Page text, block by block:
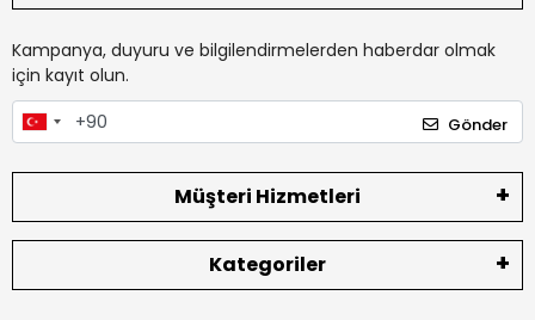
Kampanya, duyuru ve bilgilendirmelerden haberdar olmak
için kayıt olun.
Gönder
Müşteri Hizmetleri
Kategoriler